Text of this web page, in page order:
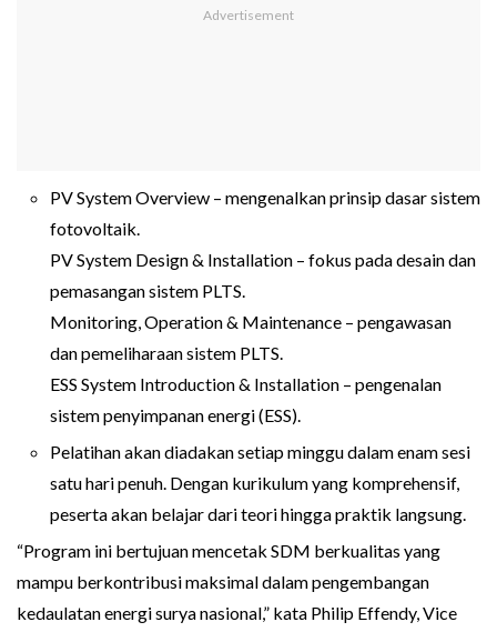
PV System Overview – mengenalkan prinsip dasar sistem
fotovoltaik.
PV System Design & Installation – fokus pada desain dan
pemasangan sistem PLTS.
Monitoring, Operation & Maintenance – pengawasan
dan pemeliharaan sistem PLTS.
ESS System Introduction & Installation – pengenalan
sistem penyimpanan energi (ESS).
Pelatihan akan diadakan setiap minggu dalam enam sesi
satu hari penuh. Dengan kurikulum yang komprehensif,
peserta akan belajar dari teori hingga praktik langsung.
“Program ini bertujuan mencetak SDM berkualitas yang
mampu berkontribusi maksimal dalam pengembangan
kedaulatan energi surya nasional,” kata Philip Effendy, Vice